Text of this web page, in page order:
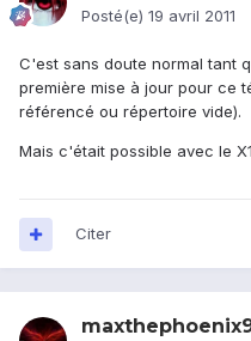
Posté(e) 19 avril 2011
C'est sans doute normal tant
première mise à jour pour ce
référencé ou répertoire vide).
Mais c'était possible avec le
Citer